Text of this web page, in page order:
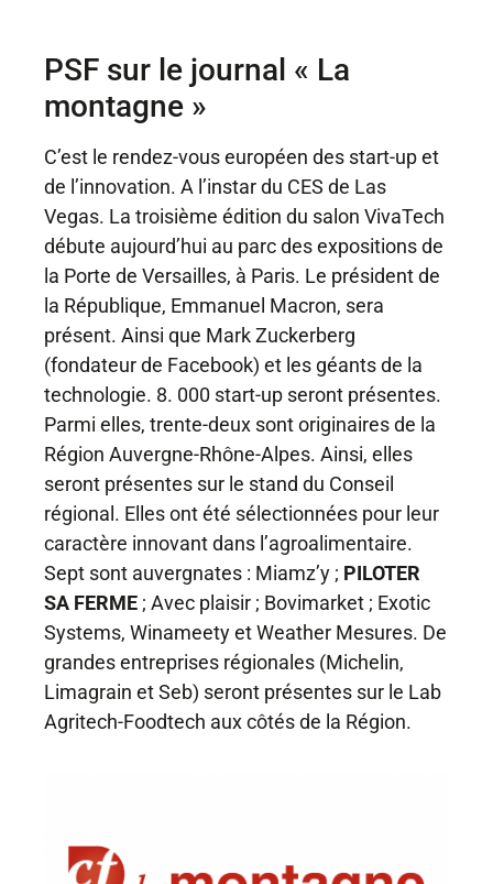
PSF sur le journal « La
montagne »
C’est le rendez-vous européen des start-up et
de l’innovation. A l’instar du CES de Las
Vegas. La troisième édition du salon VivaTech
débute aujourd’hui au parc des expositions de
la Porte de Versailles, à Paris. Le président de
la République, Emmanuel Macron, sera
présent. Ainsi que Mark Zuckerberg
(fondateur de Facebook) et les géants de la
technologie. 8. 000 start-up seront présentes.
Parmi elles, trente-deux sont originaires de la
Région Auvergne-Rhône-Alpes. Ainsi, elles
seront présentes sur le stand du Conseil
régional. Elles ont été sélectionnées pour leur
caractère innovant dans l’agroalimentaire.
Sept sont auvergnates : Miamz’y ; PILOTER
SA FERME ; Avec plaisir ; Bovimarket ; Exotic
Systems, Winameety et Weather Mesures. De
grandes entreprises régionales (Michelin,
Limagrain et Seb) seront présentes sur le Lab
Agritech-Foodtech aux côtés de la Région.